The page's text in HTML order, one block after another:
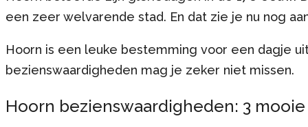
een zeer welvarende stad. En dat zie je nu nog
Hoorn is een leuke bestemming voor een dagje
bezienswaardigheden mag je zeker niet missen.
Hoorn bezienswaardigheden: 3